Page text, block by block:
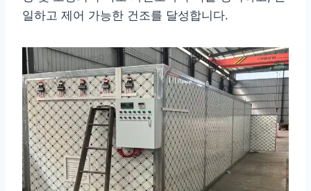
일하고 제어 가능한 건조를 달성합니다.